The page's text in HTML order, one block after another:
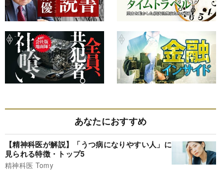
あなたにおすすめ
【精神科医が解説】「うつ病になりやすい人」に
見られる特徴・トップ5
精神科医 Tomy